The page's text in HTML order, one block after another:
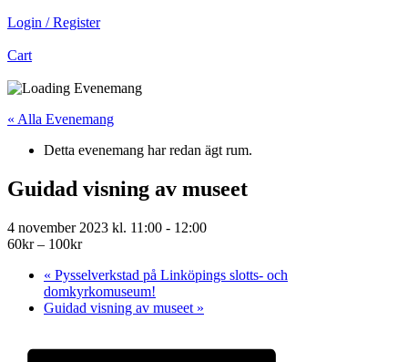
Login / Register
Cart
« Alla Evenemang
Detta evenemang har redan ägt rum.
Guidad visning av museet
4 november 2023 kl. 11:00 - 12:00
60kr – 100kr
« Pysselverkstad på Linköpings slotts- och
domkyrkomuseum!
Guidad visning av museet »